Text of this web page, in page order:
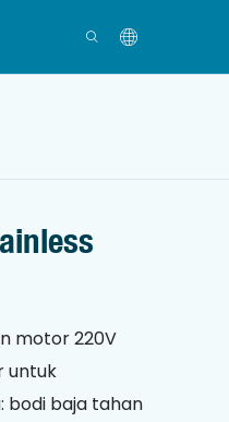
motor 220V
untuk
bodi baja tahan